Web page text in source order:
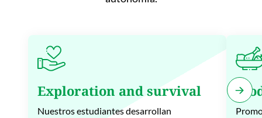
Exploration and survival
Nuestros estudiantes desarrollan